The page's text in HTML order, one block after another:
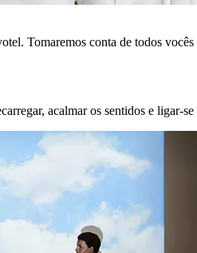
Tomaremos conta de todos
acalmar os sentidos e ligar-